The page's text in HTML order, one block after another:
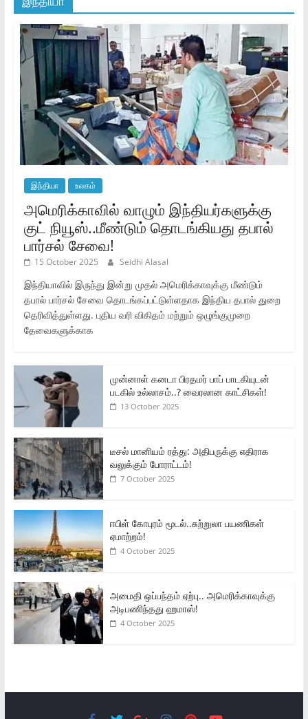
இந்தியா உலகம்
அமெரிக்காவில் வாழும் இந்தியர்களுக்கு
குட் நியூஸ்..மீண்டும் தொடங்கியது தபால்
பார்சல் சேவை!
15 October 2025 Seidhi Alasal
இந்தியாவில் இருந்து இன்று முதல் அமெரிக்காவுக்கு மீண்டும்
தபால் பார்சல் சேவை தொடங்கப்பட்டுள்ளதாக இந்திய தபால் துறை
தெரிவித்துள்ளது. புதிய வரி விகிதம் மற்றும் ஒழுங்குமுறை
தேவைகளுக்காக
முன்னாள் கனடா பிரதமர் பாப் பாடகியுடன்
படகில் உல்லாசம்..? வைரலான காட்சிகள்!
13 October 2025
டீசல் மானியம் ரத்து: அதிபருக்கு எதிராக
வலுக்கும் போராட்டம்!
7 October 2025
ஈபிள் கோபுரம் மூடல்..சுற்றுலா பயணிகள்
ஏமாற்றம்!
4 October 2025
அமைதி ஒப்பந்தம் ஏற்பு.. அமெரிக்காவுக்கு
அடிபணிந்தது ஹமாஸ்!
4 October 2025